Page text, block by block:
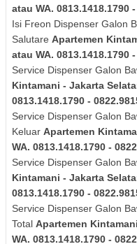
atau WA. 0813.1418.1790
Isi Freon Dispenser Galon
Salutare Apartemen
atau WA. 0813.1418.1790
Service Dispenser Galon
Kintamani - Jakarta
0813.1418.1790 -
Service Dispenser Galon
Keluar Apartemen
WA. 0813.1418.1790 -
Service Dispenser Galon
Kintamani - Jakarta
0813.1418.1790 -
Service Dispenser Galon
Total Apartemen
WA. 0813.1418.1790 -